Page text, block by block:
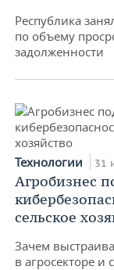
Республика
по объему
задолженности
Технологии 31
Агробизнес
сельское
Зачем
в агросекторе и